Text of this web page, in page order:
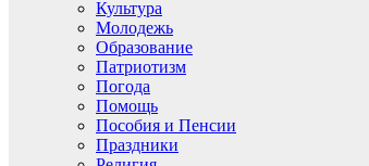
Культура
Молодежь
Образование
Патриотизм
Погода
Помощь
Пособия и Пенсии
Праздники